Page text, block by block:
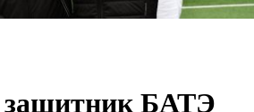
БАТЭ